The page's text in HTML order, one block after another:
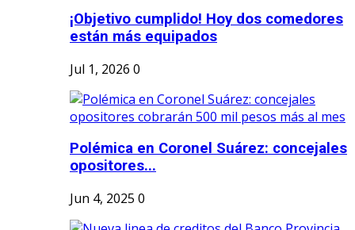
¡Objetivo cumplido! Hoy dos comedores
están más equipados
Jul 1, 2026 0
Polémica en Coronel Suárez: concejales
opositores...
Jun 4, 2025 0